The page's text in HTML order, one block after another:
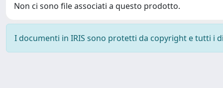
Non ci sono file associati a questo prodotto.
I documenti in IRIS sono protetti da copyright e tutti i